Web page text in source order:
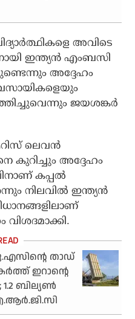
അവിടെ
ഇന്ത്യന്‍ എംബസി
അദ്ദേഹം
ജയശങ്കര്‍
ലെവന്‍
കുറിച്ചും അദ്ദേഹം
കപ്പല്‍
നിലവില്‍ ഇന്ത്യന്‍
താഡ്
ഇറാന്റെ
ബില്യണ്‍